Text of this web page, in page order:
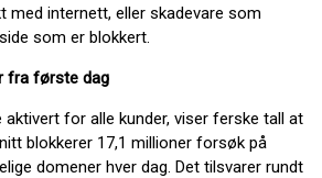
med internett, eller skadevare som
som er blokkert.
fra første dag
for alle kunder, viser ferske tall at
blokkerer 17,1 millioner forsøk på
domener hver dag. Det tilsvarer rundt